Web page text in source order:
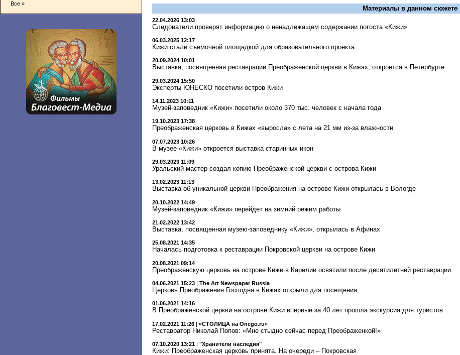
Все »
Материалы в данном сюжете
22.04.2026 13:03
Следователи проверят информацию о ненадлежащем содержании погоста «Кижи»
06.03.2025 12:17
Кижи стали съемочной площадкой для образовательного проекта
20.09.2024 10:01
Выставка, посвященная реставрации Преображенской церкви в Кижах, откроется в Петербурге
29.03.2024 15:50
Эксперты ЮНЕСКО посетили остров Кижи
14.11.2023 10:11
Музей-заповедник «Кижи» посетили около 370 тыс. человек с начала года
19.10.2023 17:38
Преображенская церковь в Кижах «выросла» с лета на 21 мм из-за влажности
07.07.2023 10:26
В музее «Кижи» откроется выставка старинных икон
29.03.2023 11:09
Уральский мастер создал копию Преображенской церкви с острова Кижи
13.02.2023 11:13
Выставка об уникальной церкви Преображения на острове Кижи открылась в Вологде
20.10.2022 14:49
Музей-заповедник «Кижи» перейдет на зимний режим работы
21.02.2022 13:42
Выставка, посвященная музею-заповеднику «Кижи», открылась в Афинах
25.08.2021 14:35
Началась подготовка к реставрации Покровской церкви на острове Кижи
20.08.2021 09:14
Преображенскую церковь на острове Кижи в Карелии освятили после десятилетней реставрации
04.06.2021 15:23 | The Art Newspaper Russia
Церковь Преображения Господня в Кижах открыли для посещения
01.06.2021 14:16
В Преображенской церкви на острове Кижи впервые за 40 лет прошла экскурсия для туристов
17.02.2021 11:26 | «СТОЛИЦА на Onego.ru»
Реставратор Николай Попов: «Мне стыдно сейчас перед Преображенкой!»
07.10.2020 13:21 | "Хранители наследия"
Кижи: Преображенская церковь принята. На очереди – Покровская